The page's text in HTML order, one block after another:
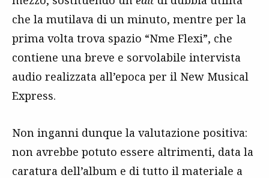
che la mutilava di un minuto, mentre per la
prima volta trova spazio “Nme Flexi”, che
contiene una breve e sorvolabile intervista
audio realizzata all’epoca per il New Musical
Express.
Non inganni dunque la valutazione positiva:
non avrebbe potuto essere altrimenti, data la
caratura dell’album e di tutto il materiale a